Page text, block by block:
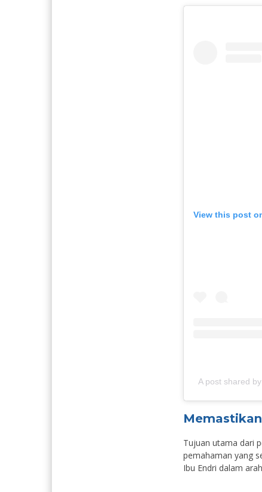
View this post
A post shared
Tujuan utama dari
pemahaman yang
Ibu Endri dalam